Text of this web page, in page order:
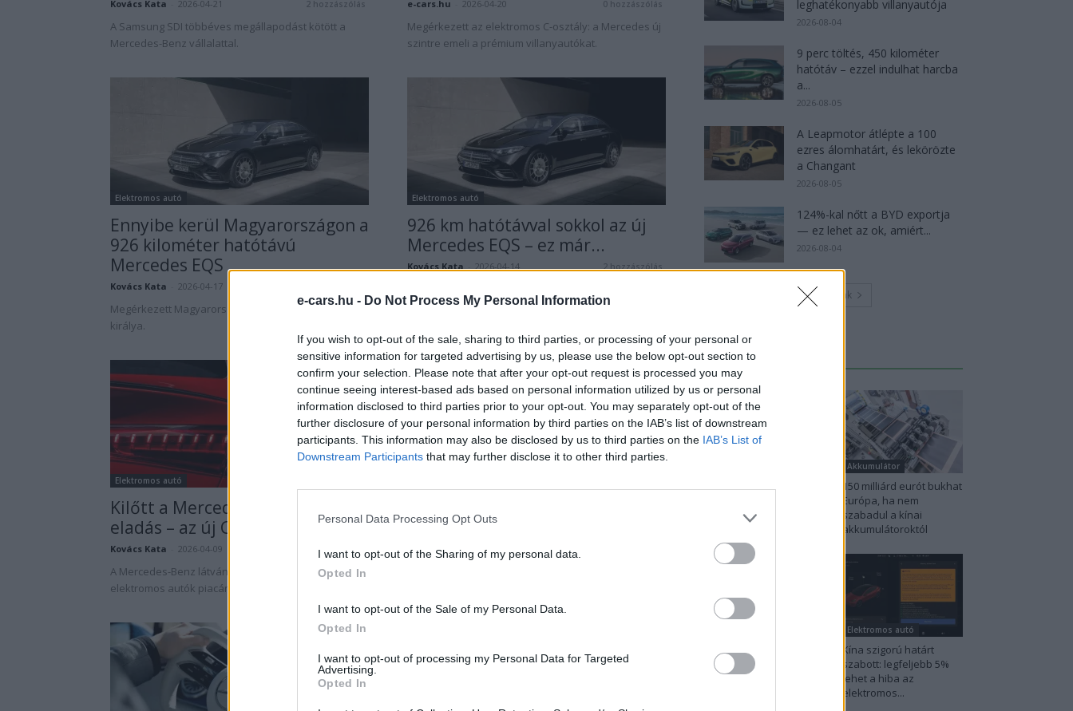
e-cars.hu - Do Not Process My Personal Information
If you wish to opt-out of the sale, sharing to third parties, or processing of your personal or
sensitive information for targeted advertising by us, please use the below opt-out section to
confirm your selection. Please note that after your opt-out request is processed you may
continue seeing interest-based ads based on personal information utilized by us or personal
information disclosed to third parties prior to your opt-out. You may separately opt-out of the
further disclosure of your personal information by third parties on the IAB’s list of downstream
participants. This information may also be disclosed by us to third parties on the IAB’s List of
Downstream Participants that may further disclose it to other third parties.
Personal Data Processing Opt Outs
I want to opt-out of the Sharing of my personal data.
Opted In
I want to opt-out of the Sale of my Personal Data.
Opted In
I want to opt-out of processing my Personal Data for Targeted
Advertising.
Opted In
Kovács Kata 2026-04-21 2 hozzászólás
A Samsung SDI többéves megállapodást kötött a
Mercedes-Benz vállalattal.
e-cars.hu 2026-04-20 0 hozzászólás
Megérkezett az elektromos C-osztály: a Mercedes új
szintre emeli a prémium villanyautókat.
Elektromos autó
Ennyibe kerül Magyarországon a
926 kilométer hatótávú
Mercedes EQS
Kovács Kata 2026-04-17
Megérkezett Magyarországra a luxus villanyautó új
királya.
Elektromos autó
926 km hatótávval sokkol az új
Mercedes EQS – ez már...
Kovács Kata 2026-04-14 2 hozzászólás
Elektromos autó
Kilőtt a Mercedes villanyautó-
eladás – az új CLA mindent visz
Kovács Kata 2026-04-09 0 hozzászólás
A Mercedes-Benz látványos fordulatot vett az
elektromos autók piacán.
Mercedes AMG – a jégen is...
Kovács Kata 2026-04-05
leghatékonyabb villanyautója
2026-08-04
9 perc töltés, 450 kilométer
hatótáv – ezzel indulhat harcba
a...
2026-08-05
A Leapmotor átlépte a 100
ezres álomhatárt, és lekörözte
a Changant
2026-08-05
124%-kal nőtt a BYD exportja
— ez lehet az ok, amiért...
2026-08-04
Továbbiak
Legutolsó cikkek
Dánia utolérte
szinte csak elektromos
Akkumulátor
150 milliárd eurót bukhat
Európa, ha nem
szabadul a kínai
akkumulátoroktól
2,4 millió eurós
programba kezdtek a
németek, hogy
Elektromos autó
Kína szigorú határt
szabott: legfeljebb 5%
lehet a hiba az
elektromos...